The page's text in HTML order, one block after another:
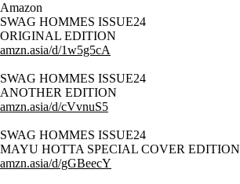
Amazon
SWAG HOMMES ISSUE24
ORIGINAL EDITION
amzn.asia/d/1w5g5cA
SWAG HOMMES ISSUE24
ANOTHER EDITION
amzn.asia/d/cVvnuS5
SWAG HOMMES ISSUE24
MAYU HOTTA SPECIAL COVER EDITION
amzn.asia/d/gGBeecY